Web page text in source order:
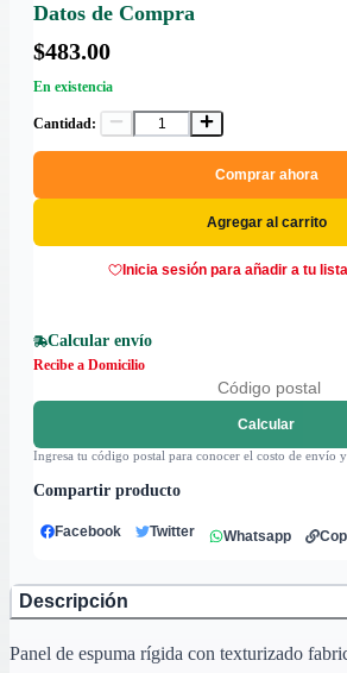
Datos de Compra
$483.00
En existencia
Cantidad:
Comprar ahora
Agregar al carrito
Inicia sesión para añadir a tu
Calcular envío
Recibe a Domicilio
Calcular
Ingresa tu código postal para conocer el costo de envío
Compartir producto
Facebook Twitter Whatsapp
Descripción
Panel de espuma rígida con texturizado